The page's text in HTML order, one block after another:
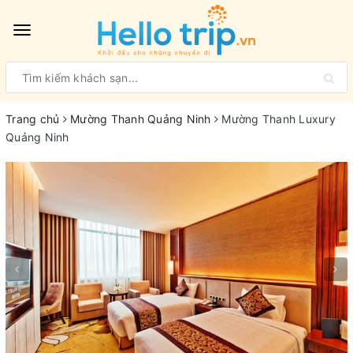
Toggle
Trang chủ Mường Thanh Quảng Ninh
Mường Thanh Luxury
Quảng Ninh